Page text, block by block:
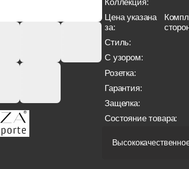
Коллекция:
Цена указана
за:
Стиль:
С узором:
Розетка:
Гарантия:
Защелка:
Состояние товара: